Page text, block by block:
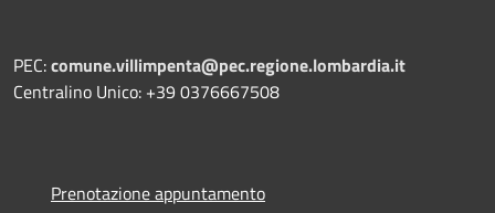
PEC:comune.villimpenta@pec.regione.lombardia.it
Centralino Unico: +39 0376667508
Prenotazione appuntamento